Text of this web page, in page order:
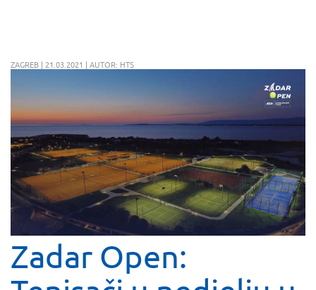
ZAGREB | 21.03.2021 | AUTOR: HTS
Zadar Open: